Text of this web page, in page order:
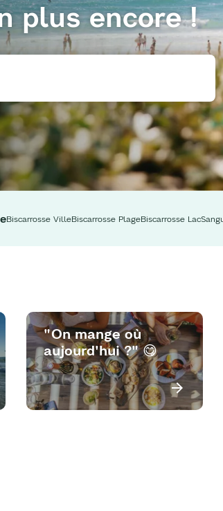
plus encore !
Biscarrosse VilleBiscarrosse PlageBiscarrosse Lac
"On mange où
aujourd'hui ?" 😋